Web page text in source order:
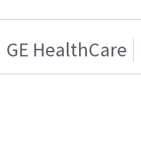
GE HealthCare